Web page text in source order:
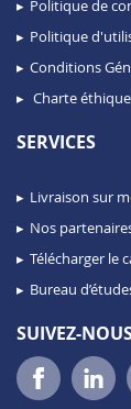
Politique de
Politique
Conditions
Charte éthique
SERVICES
Livraison sur
Nos
Télécharger le
Bureau
SUIVEZ-